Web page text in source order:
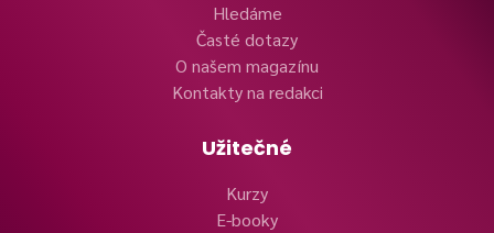
Hledáme
Časté dotazy
O našem magazínu
Kontakty na redakci
Užitečné
Kurzy
E-booky